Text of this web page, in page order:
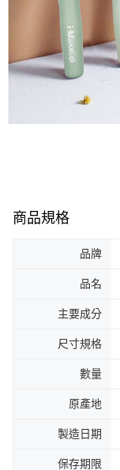
商品規格
品牌
品名
主要成分
尺寸規格
數量
原產地
製造日期
保存期限